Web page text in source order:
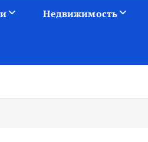
Недвижимость